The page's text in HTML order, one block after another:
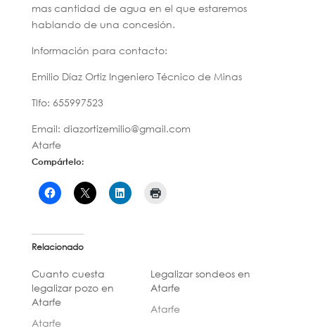
mas cantidad de agua en el que estaremos
hablando de una concesión.
Información para contacto:
Emilio Díaz Ortiz Ingeniero Técnico de Minas
Tlfo: 655997523
Email: diazortizemilio@gmail.com
Atarfe
Compártelo:
Relacionado
Cuanto cuesta
legalizar pozo en
Atarfe
Atarfe
Legalizar sondeos en
Atarfe
Atarfe